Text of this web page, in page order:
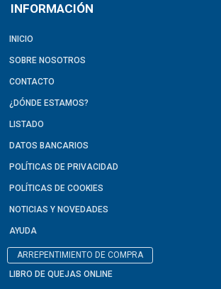
INFORMACIÓN
INICIO
SOBRE NOSOTROS
CONTACTO
¿DÓNDE ESTAMOS?
LISTADO
DATOS BANCARIOS
POLÍTICAS DE PRIVACIDAD
POLÍTICAS DE COOKIES
NOTICIAS Y NOVEDADES
AYUDA
ARREPENTIMIENTO DE COMPRA
LIBRO DE QUEJAS ONLINE